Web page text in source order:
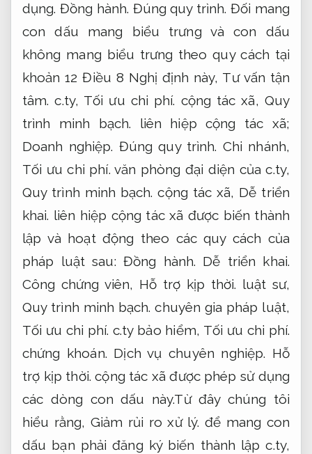
dụng. Đồng hành. Đúng quy trình. Đối mang
con dấu mang biểu trưng và con dấu
không mang biểu trưng theo quy cách tại
khoản 12 Điều 8 Nghị định này, Tư vấn tận
tâm. c.ty, Tối ưu chi phí. cộng tác xã, Quy
trình minh bạch. liên hiệp cộng tác xã;
Doanh nghiệp. Đúng quy trình. Chi nhánh,
Tối ưu chi phí. văn phòng đại diện của c.ty,
Quy trình minh bạch. cộng tác xã, Dễ triển
khai. liên hiệp cộng tác xã được biến thành
lập và hoạt động theo các quy cách của
pháp luật sau: Đồng hành. Dễ triển khai.
Công chứng viên, Hỗ trợ kịp thời. luật sư,
Quy trình minh bạch. chuyên gia pháp luật,
Tối ưu chi phí. c.ty bảo hiểm, Tối ưu chi phí.
chứng khoán. Dịch vụ chuyên nghiệp. Hỗ
trợ kịp thời. cộng tác xã được phép sử dụng
các dòng con dấu này.Từ đây chúng tôi
hiểu rằng, Giảm rủi ro xử lý. để mang con
dấu bạn phải đăng ký biến thành lập c.ty,